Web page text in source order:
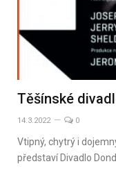
Těšínské
14.3.2022 0
Vtipný, chytrý i
představí Divadlo